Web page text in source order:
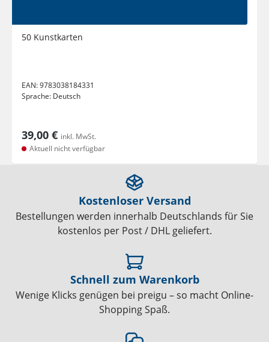
50 Kunstkarten
EAN:9783038184331
Sprache: Deutsch
39,00 € inkl. MwSt.
Aktuell nicht verfügbar
Kostenloser Versand
Bestellungen werden innerhalb Deutschlands für Sie
kostenlos per Post / DHL geliefert.
Schnell zum Warenkorb
Wenige Klicks genügen bei preigu – so macht Online-
Shopping Spaß.